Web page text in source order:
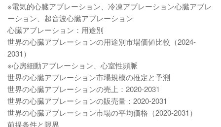
※電気的心臓アブレーション、冷凍アブレーション心臓アブレ
ーション、超音波心臓アブレーション
心臓アブレーション：用途別
世界の心臓アブレーションの用途別市場価値比較（2024-
2031）
※心房細動アブレーション、心室性頻脈
世界の心臓アブレーション市場規模の推定と予測
世界の心臓アブレーションの売上：2020-2031
世界の心臓アブレーションの販売量：2020-2031
世界の心臓アブレーション市場の平均価格（2020-2031）
前提条件と限界